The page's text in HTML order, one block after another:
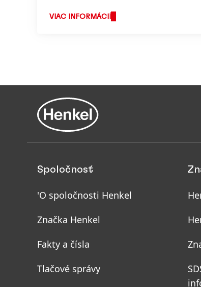
VIAC INFORMÁCIÍ
Spoločnosť
'O spoločnosti Henkel
Značka Henkel
Fakty a čísla
Tlačové správy